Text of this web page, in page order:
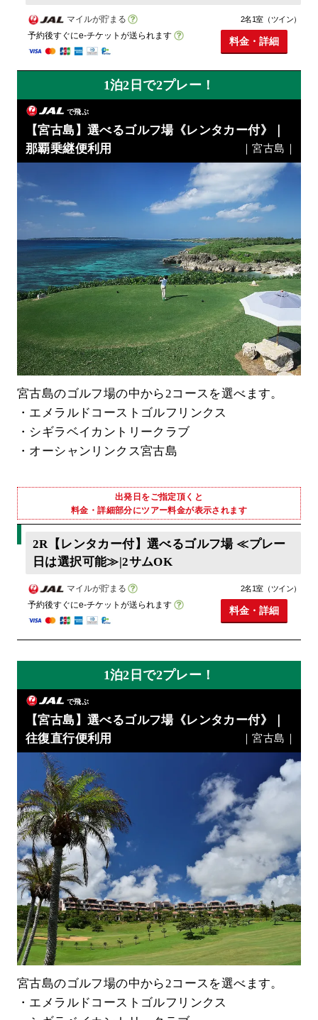
マイルが貯まる
予約後すぐにe-チケットが送られます
2名1室（ツイン）
料金・詳細
1泊2日で2プレー！
で飛ぶ
【宮古島】選べるゴルフ場《レンタカー付》｜
那覇乗継便利用
｜宮古島｜
宮古島のゴルフ場の中から2コースを選べます。
・エメラルドコーストゴルフリンクス
・シギラベイカントリークラブ
・オーシャンリンクス宮古島
出発日をご指定頂くと
料金・詳細部分にツアー料金が表示されます
2R【レンタカー付】選べるゴルフ場 ≪プレー
日は選択可能≫|2サムOK
マイルが貯まる
予約後すぐにe-チケットが送られます
2名1室（ツイン）
料金・詳細
1泊2日で2プレー！
で飛ぶ
【宮古島】選べるゴルフ場《レンタカー付》｜
往復直行便利用
｜宮古島｜
宮古島のゴルフ場の中から2コースを選べます。
・エメラルドコーストゴルフリンクス